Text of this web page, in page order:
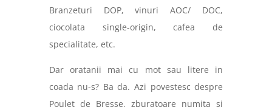
Branzeturi DOP, vinuri AOC/ DOC,
ciocolata single-origin, cafea de
specialitate, etc.
Dar oratanii mai cu mot sau litere in
coada nu-s? Ba da. Azi povestesc despre
Poulet de Bresse, zburatoare numita si